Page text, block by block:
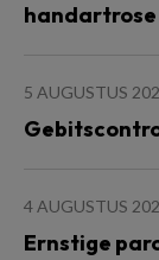
handartrose
5 AUGUSTUS
4 AUGUSTUS
Ernstige